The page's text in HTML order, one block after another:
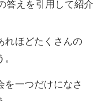
答えを引用して紹介
れほどたくさんの
を一つだけになさ